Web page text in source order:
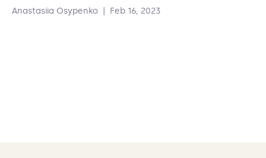
Anastasiia Osypenko Feb 16, 2023